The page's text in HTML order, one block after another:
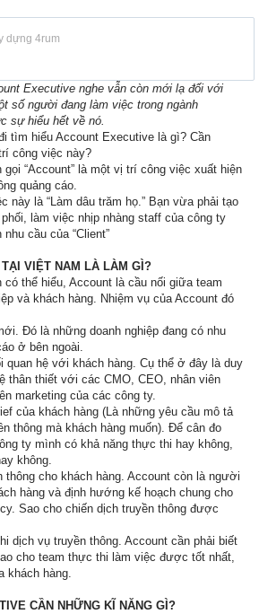
dựng 4rum
Executive nghe vẫn còn mới lạ đối với
số người đang làm việc trong ngành
sự hiểu hết về nó.
tìm hiểu Account Executive là gì? Cần
công việc này?
“Account” là một vị trí công việc xuất hiện
quảng cáo.
này là “Làm dâu trăm họ.” Bạn vừa phải tạo
làm việc nhịp nhàng staff của công ty
cầu của “Client”
VIỆT NAM LÀ LÀM GÌ?
thể hiểu, Account là cầu nối giữa team
và khách hàng. Nhiệm vụ của Account đó
Đó là những doanh nghiệp đang có nhu
ở bên ngoài.
quan hệ với khách hàng. Cụ thể ở đây là duy
thân thiết với các CMO, CEO, nhân viên
marketing của các công ty.
của khách hàng (Là những yêu cầu mô tả
thông mà khách hàng muốn). Để cân đo
ty mình có khả năng thực thi hay không,
không.
thông cho khách hàng. Account còn là người
hàng và định hướng kế hoạch chung cho
Sao cho chiến dịch truyền thông được
dịch vụ truyền thông. Account cần phải biết
cho team thực thi làm việc được tốt nhất,
khách hàng.
CẦN NHỮNG KĨ NĂNG GÌ?